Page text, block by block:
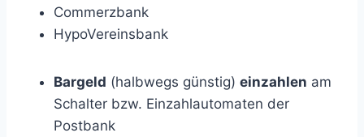
Commerzbank
HypoVereinsbank
Bargeld (halbwegs günstig) einzahlen am
Schalter bzw. Einzahlautomaten der
Postbank